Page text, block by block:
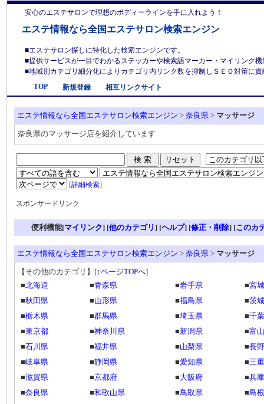
安心のエステサロンで理想のボディーラインを手に入れよう！
エステ情報なら全国エステサロン検索エンジン
■エステサロン探しに特化した検索エンジンです。
■提供サービスが一目でわかるステッカーや検索語マーカー・マイリンク
■地域別カテゴリ細分化によりカテゴリ内リンク数を抑制しＳＥＯ対策に
TOP
新規登録 相互リンクサイト
エステ情報なら全国エステサロン検索エンジン > 奈良県 > マッサージ
奈良県のマッサージ店を紹介しています
[詳細検索]
スポンサードリンク
便利機能[マイリンク] [他のカテゴリ] [ヘルプ] [修正・削除] [このカ
エステ情報なら全国エステサロン検索エンジン > 奈良県 > マッサージ
【その他のカテゴリ】 [↑ページTOPへ]
■北海道 ■青森県 ■岩手県 ■宮
■秋田県 ■山形県 ■福島県 ■茨
■栃木県 ■群馬県 ■埼玉県 ■千
■東京都 ■神奈川県 ■新潟県 ■富
■石川県 ■福井県 ■山梨県 ■長
■岐阜県 ■静岡県 ■愛知県 ■三
■滋賀県 ■京都府 ■大阪府 ■兵
■奈良県 ■和歌山県 ■鳥取県 ■島